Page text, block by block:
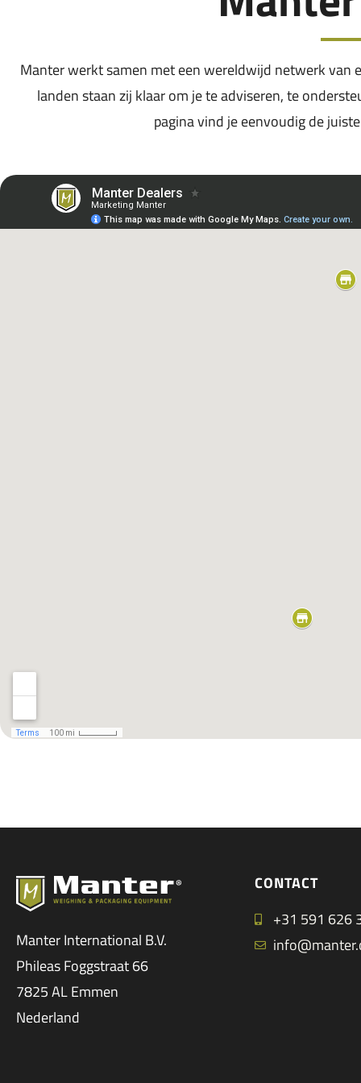
Manter werkt samen met een wereldwijd netwerk van
landen staan zij klaar om je te adviseren, te
pagina vind je eenvoudig de
Manter International B.V.
Phileas Foggstraat 66
7825 AL Emmen
Nederland
CONTACT
+31 591 626